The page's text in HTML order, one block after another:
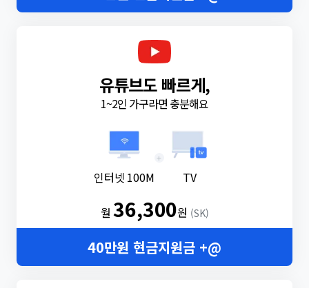
유튜브도 빠르게,
1~2인 가구라면 충분해요
인터넷 100M
+
TV
월36,300원 (SK)
40만원 현금지원금 +@